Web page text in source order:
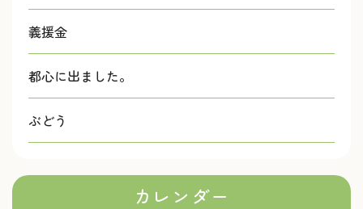
義援金
都心に出ました。
ぶどう
カレンダー